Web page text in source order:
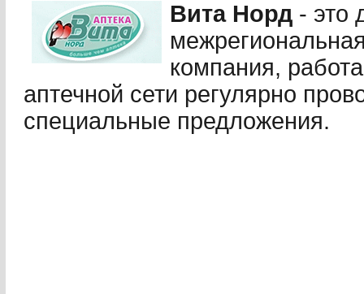
Вита Норд - это
компания,
аптечной сети регулярно
специальные предложения.